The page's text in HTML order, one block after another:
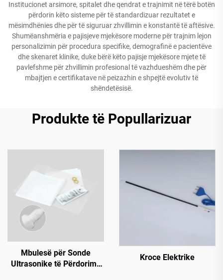
Institucionet arsimore, spitalet dhe qendrat e trajnimit në tërë botën
përdorin këto sisteme për të standardizuar rezultatet e
mësimdhënies dhe për të siguruar zhvillimin e konstantë të aftësive.
Shumëanshmëria e pajisjeve mjekësore moderne për trajnim lejon
personalizimin për procedura specifike, demografinë e pacientëve
dhe skenaret klinike, duke bërë këto pajisje mjekësore mjete të
pavlefshme për zhvillimin profesional të vazhdueshëm dhe për
mbajtjen e certifikatave në peizazhin e shpejtë evolutiv të
shëndetësisë.
Produkte të Popullarizuar
Mbulesë për Sonde
Ultrasonike të Përdorimit
Kroce Elektrike